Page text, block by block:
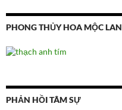
PHONG THỦY HOA MỘC LAN
PHẢN HỒI TÂM SỰ